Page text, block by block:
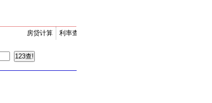
利率查询
房贷计算